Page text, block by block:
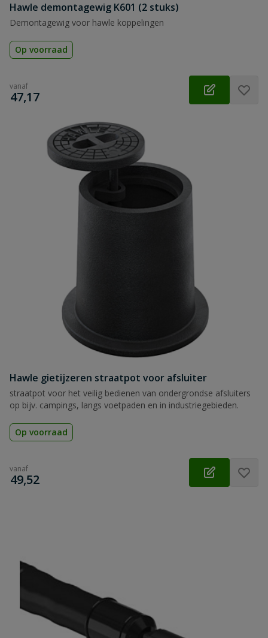
Hawle demontagewig K601 (2 stuks)
Demontagewig voor hawle koppelingen
Op voorraad
vanaf
€
47,17
Hawle gietijzeren straatpot voor afsluiter
straatpot voor het veilig bedienen van ondergrondse afsluiters
op bijv. campings, langs voetpaden en in industriegebieden.
Op voorraad
vanaf
€
49,52